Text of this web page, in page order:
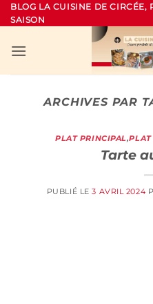
Passer
au
BLOG LA CUISINE DE CIRCÉE,
SAISON
ARCHIVES PAR
PLAT PRINCIPAL,PLAT
Tarte
PUBLIÉ LE3 AVRIL 2024